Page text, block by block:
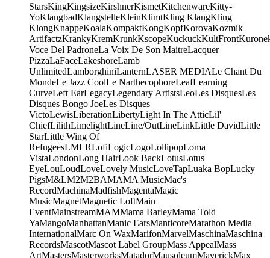
StarsKingKingsizeKirshnerKismetKitchenwareKitty-
YoKlangbadKlangstelleKleinKlimtKling KlangKling
KlongKnappeKoalaKompaktKongKopfKorovaKozmik
ArtifactzKrankyKremKrunkKscopeKuckuckKultFront
Voce Del PadroneLa Voix De Son MaitreLacquer
PizzaLaFaceLakeshoreLamb
UnlimitedLamborghiniLanternLASER MEDIALe Chant Du
MondeLe Jazz CoolLe NarthecophoreLeafLearning
CurveLeft EarLegacyLegendary ArtistsLeoLes DisquesLes
Disques Bongo JoeLes Disques
VictoLewisLiberationLibertyLight In The AtticLil'
ChiefLilithLimelightLineLine/OutLineLinkLittle DavidLittle
StarLittle Wing Of
RefugeesLMLRLofiLogicLogoLollipopLoma
VistaLondonLong HairLook BackLotusLotus
EyeLouLoudLoveLovely MusicLoveTapLuaka BopLucky
PigsM&LM2M2BAMAMA MusicMac's
RecordMachinaMadfishMagentaMagic
MusicMagnetMagnetic LoftMain
EventMainstreamMAMMama BarleyMama Told
YaMangoManhattanManic EarsManticoreMarathon Media
InternationalMarc On WaxMarifonMarvelMaschinaMaschina
RecordsMascotMascot Label GroupMass AppealMass
ArtMastersMasterworksMatadorMausoleumMaverickMax